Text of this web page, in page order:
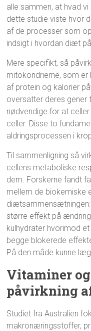
alle sammen, at hvad
dette studie viste hvor
af de processer som
indsigt i hvordan diæt
Mere specifikt, så
mitokondrierne, som
af protein og kalorier
oversatter deres gener
nødvendige for at
celler. Disse to
aldringsprocessen i
Til sammenligning så
cellens metaboliske
dem. Forskerne fandt
mellem de biokemiske
større effekt på
kulhydrater hvorimod
begge blokerede
På den måde kunne
Vitaminer
påvirkning
Studiet fra Australien
makronæringsstoffer,